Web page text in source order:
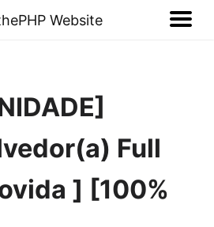
Website
Full
] [100%